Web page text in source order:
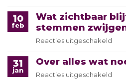
kijkt
naar
10
feb
Wat zichtbaar
stemmen
Reacties uitgeschakeld
31
jan
Over alles wat
Reacties uitgeschakeld